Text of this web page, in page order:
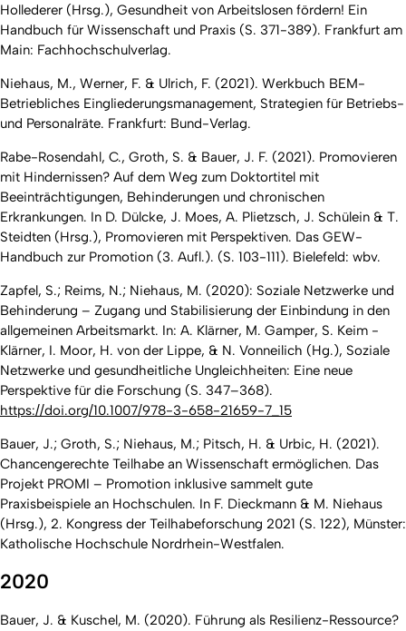
Hollederer (Hrsg.), Gesundheit von Arbeitslosen fördern! Ein
Handbuch für Wissenschaft und Praxis (S. 371-389). Frankfurt am
Main: Fachhochschulverlag.
Niehaus, M., Werner, F. & Ulrich, F. (2021). Werkbuch BEM-
Betriebliches Eingliederungsmanagement, Strategien für Betriebs-
und Personalräte. Frankfurt: Bund-Verlag.
Rabe-Rosendahl, C., Groth, S. & Bauer, J. F. (2021). Promovieren
mit Hindernissen? Auf dem Weg zum Doktortitel mit
Beeinträchtigungen, Behinderungen und chronischen
Erkrankungen. In D. Dülcke, J. Moes, A. Plietzsch, J. Schülein & T.
Steidten (Hrsg.), Promovieren mit Perspektiven. Das GEW-
Handbuch zur Promotion (3. Aufl.). (S. 103-111). Bielefeld: wbv.
Zapfel, S.; Reims, N.; Niehaus, M. (2020): Soziale Netzwerke und
Behinderung – Zugang und Stabilisierung der Einbindung in den
allgemeinen Arbeitsmarkt. In: A. Klärner, M. Gamper, S. Keim -
Klärner, I. Moor, H. von der Lippe, & N. Vonneilich (Hg.), Soziale
Netzwerke und gesundheitliche Ungleichheiten: Eine neue
Perspektive für die Forschung (S. 347–368).
https://doi.org/10.1007/978-3-658-21659-7_15
Bauer, J.; Groth, S.; Niehaus, M.; Pitsch, H. & Urbic, H. (2021).
Chancengerechte Teilhabe an Wissenschaft ermöglichen. Das
Projekt PROMI – Promotion inklusive sammelt gute
Praxisbeispiele an Hochschulen. In F. Dieckmann & M. Niehaus
(Hrsg.), 2. Kongress der Teilhabeforschung 2021 (S. 122), Münster:
Katholische Hochschule Nordrhein-Westfalen.
2020
Bauer, J. & Kuschel, M. (2020). Führung als Resilienz-Ressource?